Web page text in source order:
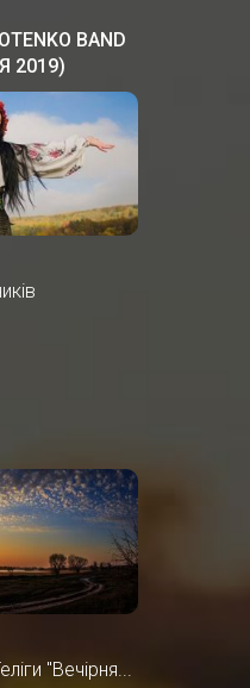
BAND
2019)
"Вечірня...